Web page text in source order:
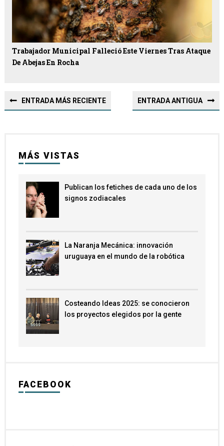
Trabajador Municipal Falleció Este Viernes Tras Ataque
De Abejas En Rocha
ENTRADA MÁS RECIENTE ENTRADA ANTIGUA
MÁS VISTAS
Publican los fetiches de cada uno de los
signos zodiacales
La Naranja Mecánica: innovación
uruguaya en el mundo de la robótica
Costeando Ideas 2025: se conocieron
los proyectos elegidos por la gente
FACEBOOK